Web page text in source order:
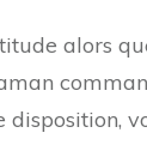
alors